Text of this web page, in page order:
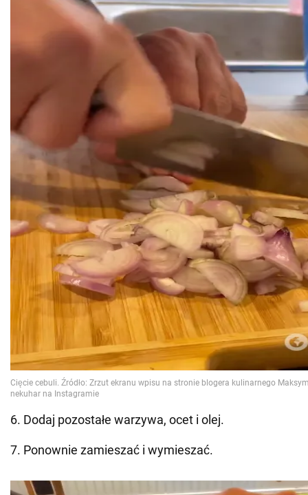
6. Dodaj pozostałe warzywa, ocet i olej.
7. Ponownie zamieszać i wymieszać.